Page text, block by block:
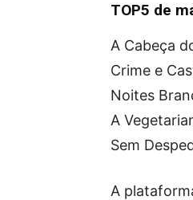
TOP5 de
A Cabeça
Crime e
Noites
A
Sem
A